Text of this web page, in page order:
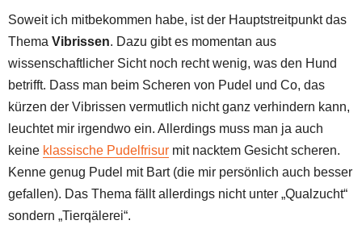
Soweit ich mitbekommen habe, ist der Hauptstreitpunkt das
Thema Vibrissen. Dazu gibt es momentan aus
wissenschaftlicher Sicht noch recht wenig, was den Hund
betrifft. Dass man beim Scheren von Pudel und Co, das
kürzen der Vibrissen vermutlich nicht ganz verhindern kann,
leuchtet mir irgendwo ein. Allerdings muss man ja auch
keine klassische Pudelfrisur mit nacktem Gesicht scheren.
Kenne genug Pudel mit Bart (die mir persönlich auch besser
gefallen). Das Thema fällt allerdings nicht unter „Qualzucht“
sondern „Tierqälerei“.